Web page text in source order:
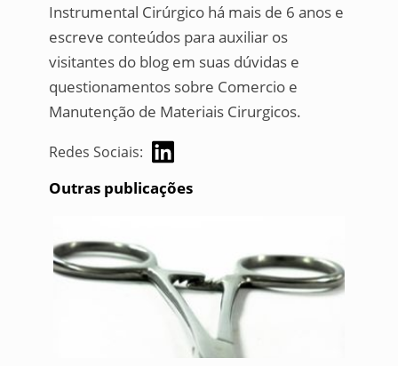
Instrumental Cirúrgico há mais de 6 anos e
escreve conteúdos para auxiliar os
visitantes do blog em suas dúvidas e
questionamentos sobre Comercio e
Manutenção de Materiais Cirurgicos.
Redes Sociais:
Outras publicações